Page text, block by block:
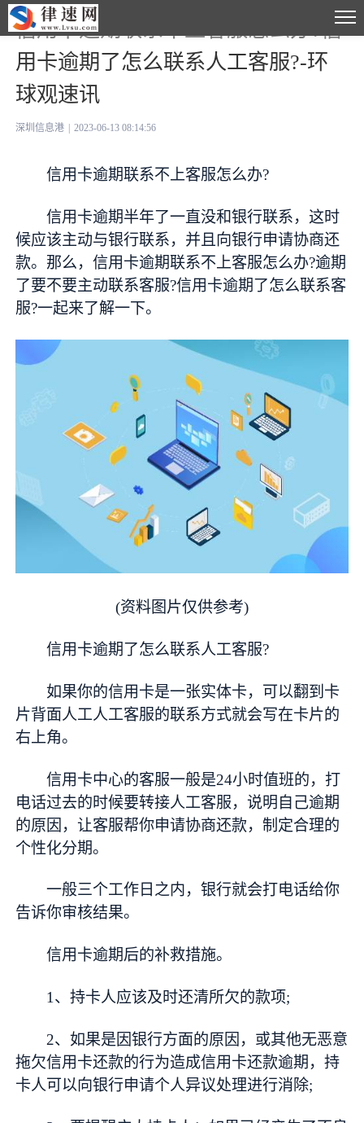
信用卡逾期联系不上客服怎么办?信
用卡逾期了怎么联系人工客服?-环
球观速讯
深圳信息港 2023-06-13 08:14:56
信用卡逾期联系不上客服怎么办?
信用卡逾期半年了一直没和银行联系，这时
候应该主动与银行联系，并且向银行申请协商还
款。那么，信用卡逾期联系不上客服怎么办?逾期
了要不要主动联系客服?信用卡逾期了怎么联系客
服?一起来了解一下。
(资料图片仅供参考)
信用卡逾期了怎么联系人工客服?
如果你的信用卡是一张实体卡，可以翻到卡
片背面人工人工客服的联系方式就会写在卡片的
右上角。
信用卡中心的客服一般是24小时值班的，打
电话过去的时候要转接人工客服，说明自己逾期
的原因，让客服帮你申请协商还款，制定合理的
个性化分期。
一般三个工作日之内，银行就会打电话给你
告诉你审核结果。
信用卡逾期后的补救措施。
1、持卡人应该及时还清所欠的款项;
2、如果是因银行方面的原因，或其他无恶意
拖欠信用卡还款的行为造成信用卡还款逾期，持
卡人可以向银行申请个人异议处理进行消除;